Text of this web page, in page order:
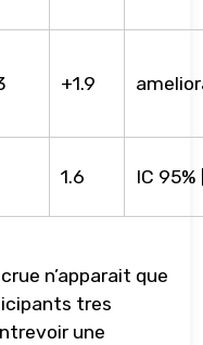
+1.9
1.6 IC 95%
n’apparait que
tres
une